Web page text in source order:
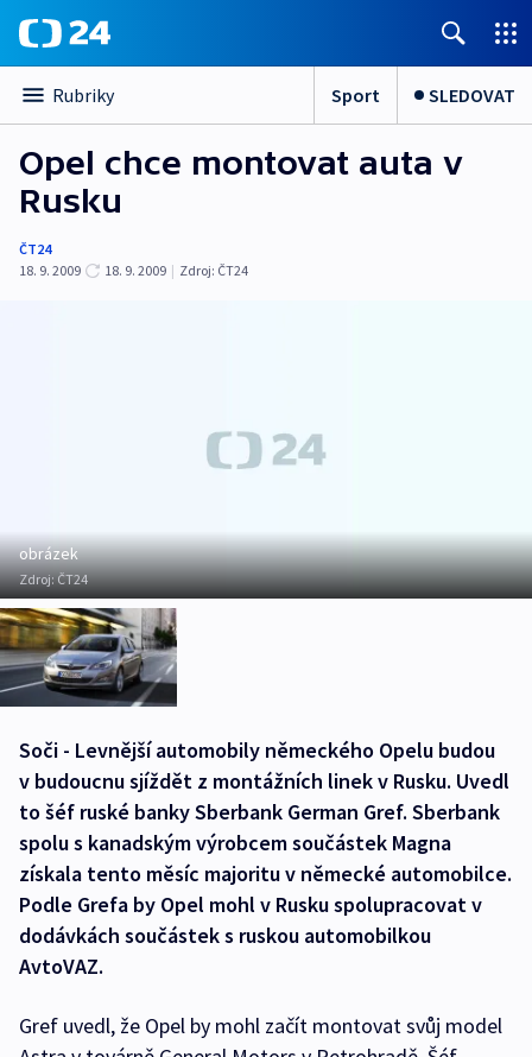
Rubriky Sport SLEDOVAT
Opel chce montovat auta v
Rusku
ČT24
18. 9. 2009
18. 9. 2009 | Zdroj: ČT24
obrázek
Zdroj:ČT24
Soči - Levnější automobily německého Opelu budou
v budoucnu sjíždět z montážních linek v Rusku. Uvedl
to šéf ruské banky Sberbank German Gref. Sberbank
spolu s kanadským výrobcem součástek Magna
získala tento měsíc majoritu v německé automobilce.
Podle Grefa by Opel mohl v Rusku spolupracovat v
dodávkách součástek s ruskou automobilkou
AvtoVAZ.
Gref uvedl, že Opel by mohl začít montovat svůj model